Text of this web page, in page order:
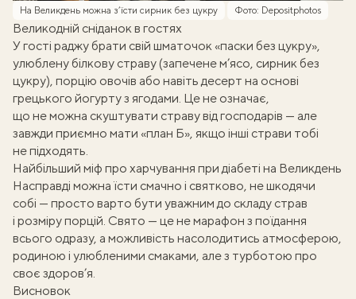
На Великдень можна з’їсти сирник без цукру Фото: Depositphotos
Великодній сніданок в гостях
У гості раджу брати свій шматочок «паски без цукру»,
улюблену білкову страву (запечене м’ясо, сирник без
цукру), порцію овочів або навіть десерт на основі
грецького йогуртуз ягодами. Це не означає,
що не можна скуштувати страву від господарів — але
завжди приємно мати «план Б», якщо інші страви тобі
не підходять.
Найбільший міф про харчування при діабеті на Великдень
Насправді можна їсти смачно і святково, не шкодячи
собі — просто варто бути уважним до складу страв
і розміру порцій. Свято — це не марафон з поїдання
всього одразу, а можливість насолодитись атмосферою,
родиною і улюбленими смаками, але з турботою про
своє здоров’я.
Висновок